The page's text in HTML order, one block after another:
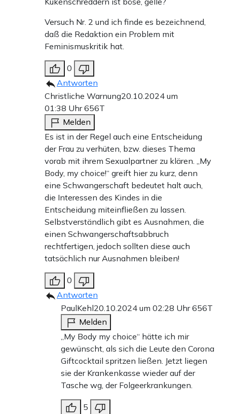
Versuch Nr. 2 und ich finde es bezeichnend,
daß die Redaktion ein Problem mit
Feminismuskritik hat.
0
Antworten
Christliche Warnung20.10.2024 um
01:38 Uhr656T
Melden
Es ist in der Regel auch eine Entscheidung
der Frau zu verhüten, bzw. dieses Thema
vorab mit ihrem Sexualpartner zu klären. „My
Body, my choice!“ greift hier zu kurz, denn
eine Schwangerschaft bedeutet halt auch,
die Interessen des Kindes in die
Entscheidung miteinfließen zu lassen.
Selbstverständlich gibt es Ausnahmen, die
einen Schwangerschaftsabbruch
rechtfertigen, jedoch sollten diese auch
tatsächlich nur Ausnahmen bleiben!
0
Antworten
PaulKehl20.10.2024 um 02:28 Uhr656T
Melden
„My Body my choice“ hätte ich mir
gewünscht, als sich die Leute den Corona
Giftcocktail spritzen ließen. Jetzt liegen
sie der Krankenkasse wieder auf der
Tasche wg, der Folgeerkrankungen.
5